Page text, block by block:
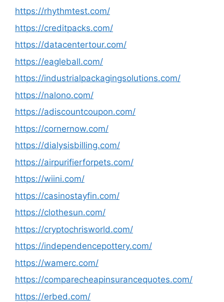
https://rhythmtest.com/
https://creditpacks.com/
https://datacentertour.com/
https://eagleball.com/
https://industrialpackagingsolutions.com/
https://nalono.com/
https://adiscountcoupon.com/
https://cornernow.com/
https://dialysisbilling.com/
https://airpurifierforpets.com/
https://wiini.com/
https://casinostayfin.com/
https://clothesun.com/
https://cryptochrisworld.com/
https://independencepottery.com/
https://wamerc.com/
https://comparecheapinsurancequotes.com/
https://erbed.com/